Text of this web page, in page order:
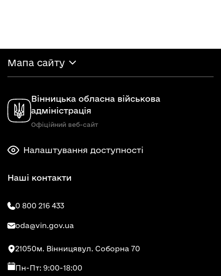
Мапа сайту
Вінницька обласна військова
адміністрація
Офіційний веб-сайт
Налаштування доступності
Наші контакти
0 800 216 433
oda@vin.gov.ua
21050м. Вінницявул. Соборна 70
Пн-Пт: 9:00-18:00